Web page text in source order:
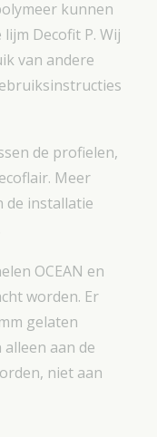
kunnen
Decofit P. Wij
van andere
de profielen,
Meer
de installatie
OCEAN en
worden. Er
gelaten
aan de
niet aan